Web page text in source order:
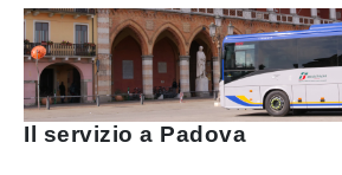
Il servizio a Padova